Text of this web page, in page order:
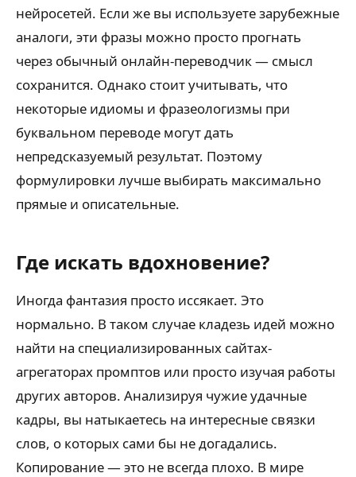
нейросетей. Если же вы используете зарубежные
аналоги, эти фразы можно просто прогнать
через обычный онлайн-переводчик — смысл
сохранится. Однако стоит учитывать, что
некоторые идиомы и фразеологизмы при
буквальном переводе могут дать
непредсказуемый результат. Поэтому
формулировки лучше выбирать максимально
прямые и описательные.
Где искать вдохновение?
Иногда фантазия просто иссякает. Это
нормально. В таком случае кладезь идей можно
найти на специализированных сайтах-
агрегаторах промптов или просто изучая работы
других авторов. Анализируя чужие удачные
кадры, вы натыкаетесь на интересные связки
слов, о которых сами бы не догадались.
Копирование — это не всегда плохо. В мире